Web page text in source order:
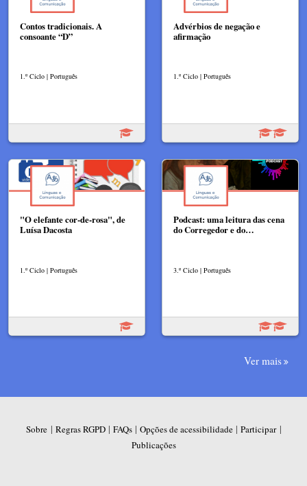
Contos tradicionais. A
consoante “D”
1.º Ciclo | Português
Advérbios de negação e
afirmação
1.º Ciclo | Português
"O elefante cor-de-rosa", de
Luísa Dacosta
1.º Ciclo | Português
Podcast: uma leitura das cena
do Corregedor e do…
3.º Ciclo | Português
Ver mais
Sobre | Regras RGPD| FAQs| Opções de acessibilidade| Participar|
Publicações